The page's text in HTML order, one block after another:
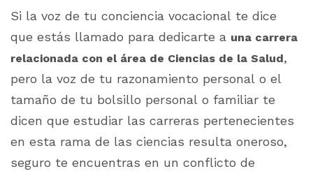
Si la voz de tu conciencia vocacional te dice
que estás llamado para dedicarte a una carrera
relacionada con el área de Ciencias de la Salud,
pero la voz de tu razonamiento personal o el
tamaño de tu bolsillo personal o familiar te
dicen que estudiar las carreras pertenecientes
en esta rama de las ciencias resulta oneroso,
seguro te encuentras en un conflicto de